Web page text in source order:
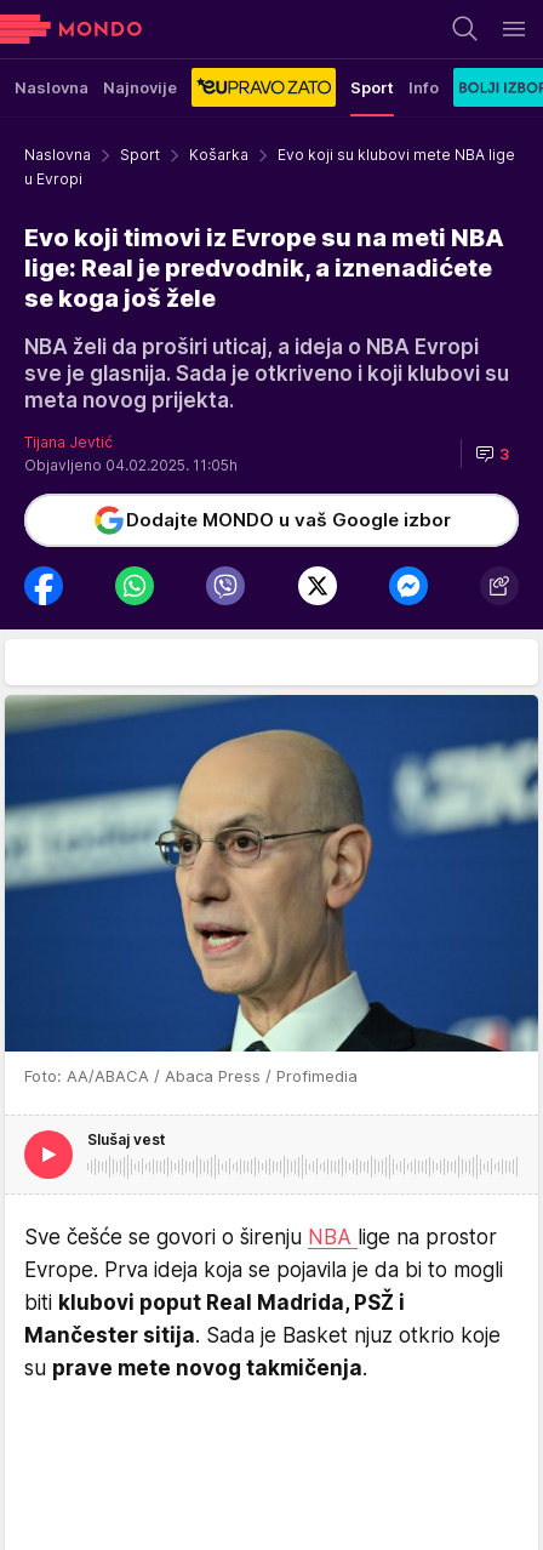
Naslovna Najnovije Sport Info
Naslovna Sport Košarka
Evo koji su klubovi mete NBA lige
u Evropi
Evo koji timovi iz Evrope su na meti NBA
lige: Real je predvodnik, a iznenadićete
se koga još žele
NBA želi da proširi uticaj, a ideja o NBA Evropi
sve je glasnija. Sada je otkriveno i koji klubovi su
meta novog prijekta.
Tijana Jevtić
Objavljeno 04.02.2025. 11:05h
3
Dodajte MONDO u vaš Google izbor
Foto: AA/ABACA / Abaca Press / Profimedia
Slušaj vest
Sve češće se govori o širenju NBA lige na prostor
Evrope. Prva ideja koja se pojavila je da bi to mogli
biti klubovi poput Real Madrida, PSŽ i
Mančester sitija. Sada je Basket njuz otkrio koje
su prave mete novog takmičenja.